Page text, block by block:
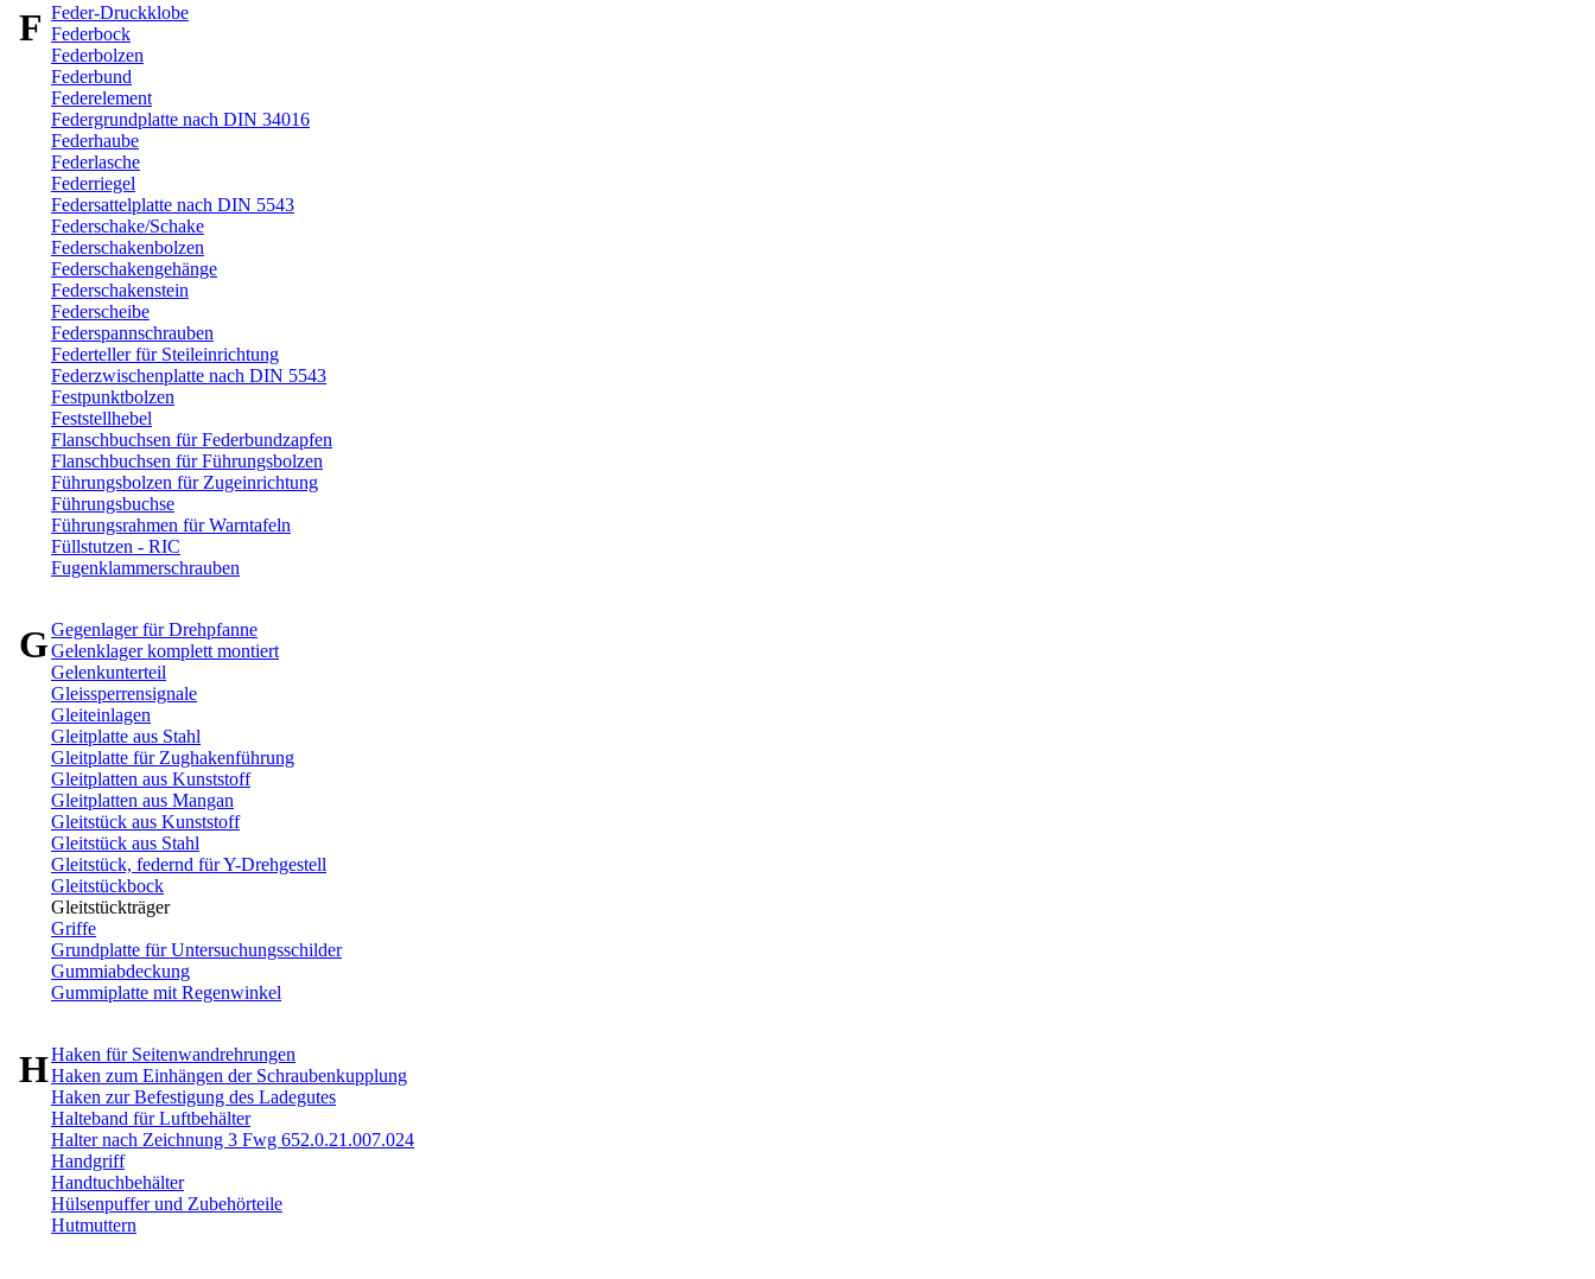
FFeder-Druckklobe
Federbock
Federbolzen
Federbund
Federelement
Federgrundplatte nach DIN 34016
Federhaube
Federlasche
Federriegel
Federsattelplatte nach DIN 5543
Federschake/Schake
Federschakenbolzen
Federschakengehänge
Federschakenstein
Federscheibe
Federspannschrauben
Federteller für Steileinrichtung
Federzwischenplatte nach DIN 5543
Festpunktbolzen
Feststellhebel
Flanschbuchsen für Federbundzapfen
Flanschbuchsen für Führungsbolzen
Führungsbolzen für Zugeinrichtung
Führungsbuchse
Führungsrahmen für Warntafeln
Füllstutzen - RIC
Fugenklammerschrauben
GGegenlager für Drehpfanne
Gelenklager komplett montiert
Gelenkunterteil
Gleissperrensignale
Gleiteinlagen
Gleitplatte aus Stahl
Gleitplatte für Zughakenführung
Gleitplatten aus Kunststoff
Gleitplatten aus Mangan
Gleitstück aus Kunststoff
Gleitstück aus Stahl
Gleitstück, federnd für Y-Drehgestell
Gleitstückbock
Gleitstückträger
Griffe
Grundplatte für Untersuchungsschilder
Gummiabdeckung
Gummiplatte mit Regenwinkel
HHaken für Seitenwandrehrungen
Haken zum Einhängen der Schraubenkupplung
Haken zur Befestigung des Ladegutes
Halteband für Luftbehälter
Halter nach Zeichnung 3 Fwg 652.0.21.007.024
Handgriff
Handtuchbehälter
Hülsenpuffer und Zubehörteile
Hutmuttern